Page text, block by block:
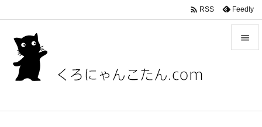

 RSS Feedly